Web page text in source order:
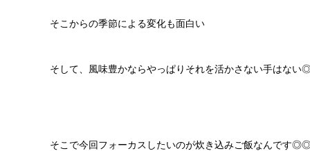
そこからの季節による変化も面白い
そして、風味豊かならやっぱりそれを活かさない手はない
そこで今回フォーカスしたいのが炊き込みご飯なんです